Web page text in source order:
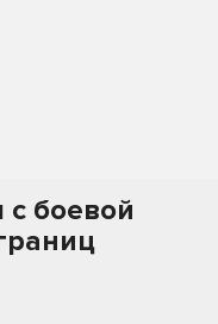
боевой